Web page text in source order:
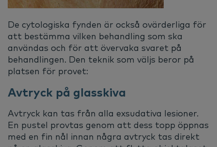
De cytologiska fynden är också ovärderliga för
att bestämma vilken behandling som ska
användas och för att övervaka svaret på
behandlingen. Den teknik som väljs beror på
platsen för provet:
Avtryck på glasskiva
Avtryck kan tas från alla exsudativa lesioner.
En pustel provtas genom att dess topp öppnas
med en fin nål innan några avtryck tas direkt